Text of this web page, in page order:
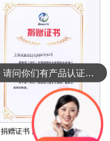
捐赠证书 周浦镇人民镇府